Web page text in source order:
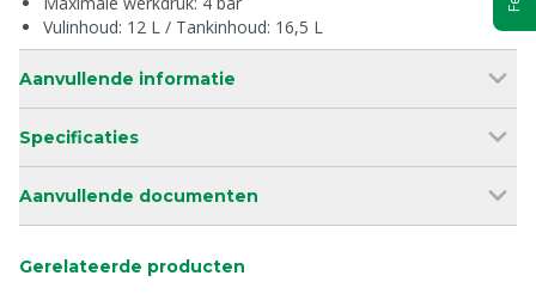
Vulinhoud: 12 L / Tankinhoud: 16,5 L
Aanvullende informatie
Specificaties
Aanvullende documenten
Gerelateerde producten